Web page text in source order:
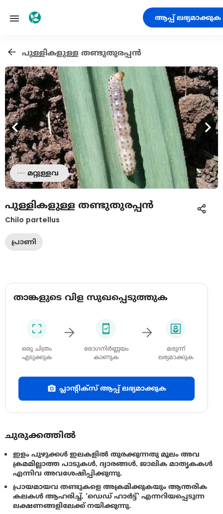
ആപ്പ് ലഭ്യമാക്കുക
പുള്ളികളുള്ള തണ്ടുതുരപ്പൻ
മറ്റുള്ളവ
പുള്ളികളുള്ള തണ്ടുതുരപ്പൻ
Chilo partellus
പ്രാണി
താങ്കളുടെ വിള സുഖപ്പെടുത്തുക
ഒരു ചിത്രം
എടുക്കുക
രോഗനിർണ്ണയം
കാണുക
മരുന്ന്
ലഭ്യമാക്കുക
പ്ലാന്റിക്സ് ആപ്പ് ലഭ്യമാക്കുക
ചുരുക്കത്തിൽ
ഇളം പുഴുക്കൾ ഇലകളിൽ തുരക്കുന്നതു മൂലം അവ
ക്രമമില്ലാത്ത പാടുകൾ, ദ്വാരങ്ങൾ, ജാലിക മാതൃകകൾ
എന്നിവ അവശേഷിപ്പിക്കുന്നു.
പ്രായമായവ തണ്ടുകളെ അക്രമിക്കുകയും ആന്തരിക
കലകൾ ആഹരിച്ച്, 'ഡെഡ് ഹാർട്ട്' എന്നറിയപ്പെടുന്ന
ലക്ഷണങ്ങളിലേക്ക് നയിക്കുന്നു.